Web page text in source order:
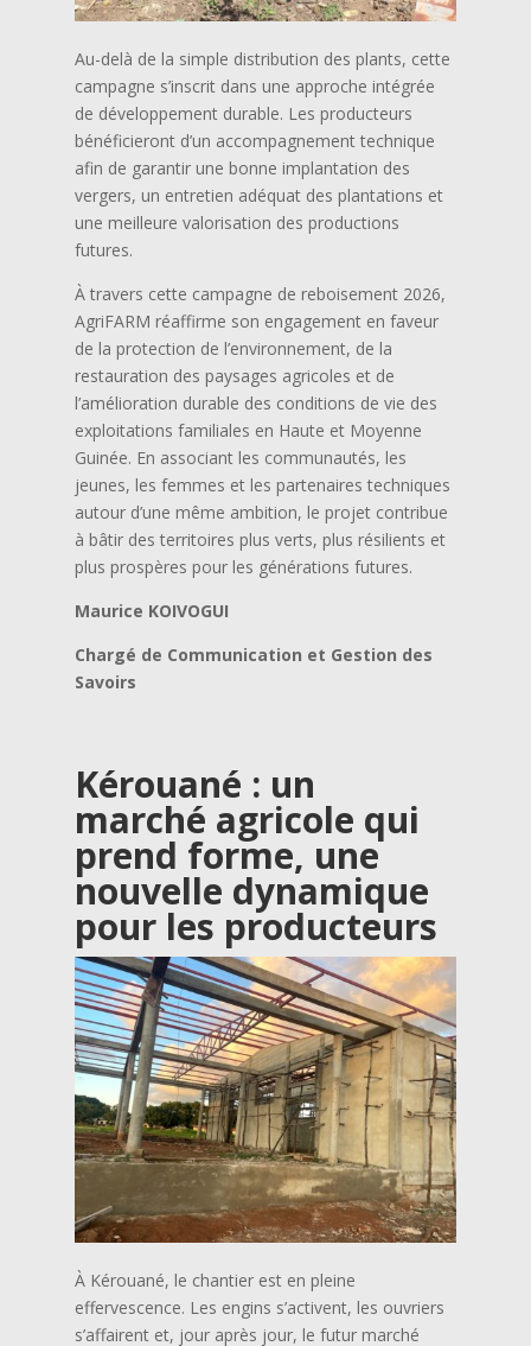
Au-delà de la simple distribution des plants, cette
campagne s’inscrit dans une approche intégrée
de développement durable. Les producteurs
bénéficieront d’un accompagnement technique
afin de garantir une bonne implantation des
vergers, un entretien adéquat des plantations et
une meilleure valorisation des productions
futures.
À travers cette campagne de reboisement 2026,
AgriFARM réaffirme son engagement en faveur
de la protection de l’environnement, de la
restauration des paysages agricoles et de
l’amélioration durable des conditions de vie des
exploitations familiales en Haute et Moyenne
Guinée. En associant les communautés, les
jeunes, les femmes et les partenaires techniques
autour d’une même ambition, le projet contribue
à bâtir des territoires plus verts, plus résilients et
plus prospères pour les générations futures.
Maurice KOIVOGUI
Chargé de Communication et Gestion des
Savoirs
Kérouané : un
marché agricole qui
prend forme, une
nouvelle dynamique
pour les producteurs
À Kérouané, le chantier est en pleine
effervescence. Les engins s’activent, les ouvriers
s’affairent et, jour après jour, le futur marché